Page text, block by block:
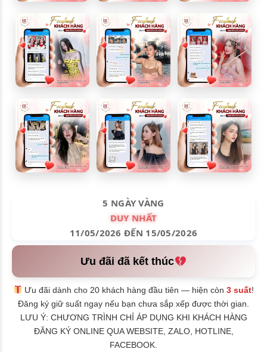
5 NGÀY VÀNG
DUY NHẤT
11/05/2026 ĐẾN 15/05/2026
Ưu đãi đã kết thúc
Ưu đãi dành cho 20 khách hàng đầu tiên — hiện còn3 suất!
Đăng ký giữ suất ngay nếu bạn chưa sắp xếp được thời gian.
LƯU Ý: CHƯƠNG TRÌNH CHỈ ÁP DỤNG KHI KHÁCH HÀNG
ĐĂNG KÝ ONLINE QUA WEBSITE, ZALO, HOTLINE,
FACEBOOK.